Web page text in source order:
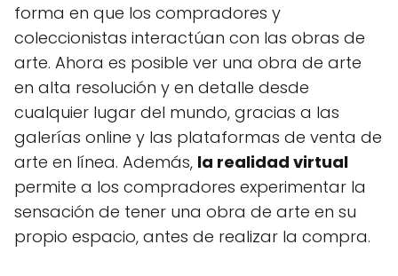
forma en que los compradores y
coleccionistas interactúan con las obras de
arte. Ahora es posible ver una obra de arte
en alta resolución y en detalle desde
cualquier lugar del mundo, gracias a las
galerías online y las plataformas de venta de
arte en línea. Además, la realidad virtual
permite a los compradores experimentar la
sensación de tener una obra de arte en su
propio espacio, antes de realizar la compra.